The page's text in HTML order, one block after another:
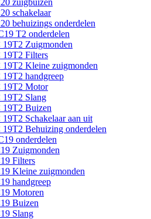
zuigbuizen
schakelaar
behuizings onderdelen
T2 onderdelen
19T2 Zuigmonden
19T2 Filters
19T2 Kleine zuigmonden
handgreep
19T2 Motor
19T2 Slang
19T2 Buizen
Schakelaar aan uit
19T2 Behuizing onderdelen
onderdelen
Zuigmonden
Filters
Kleine zuigmonden
handgreep
Motoren
Buizen
Slang